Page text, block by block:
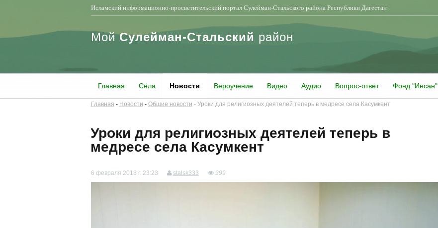
Исламский информационно-просветительский портал Сулейман-Стальского района Республики Дагестан
МойСулейман-Стальский район
Главная Сёла Новости Вероучение Видео Аудио Вопрос-ответ Фонд "Инсан"
Главная Новости Общие новости Уроки для религиозных деятелей теперь в медресе села Касумкент
Уроки для религиозных деятелей теперь в
медресе села Касумкент
6 февраля 2018 г. 23:23 stalsk333 399